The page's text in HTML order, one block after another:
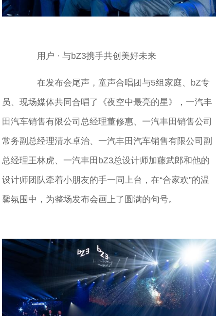
用户 · 与bZ3携手共创美好未来
在发布会尾声，童声合唱团与5组家庭、bZ专
员、现场媒体共同合唱了《夜空中最亮的星》，一汽丰
田汽车销售有限公司总经理董修惠、一汽丰田销售公司
常务副总经理清水卓治、一汽丰田汽车销售有限公司副
总经理王林虎、一汽丰田bZ3总设计师加藤武郎和他的
设计师团队牵着小朋友的手一同上台，在“合家欢”的温
馨氛围中，为整场发布会画上了圆满的句号。